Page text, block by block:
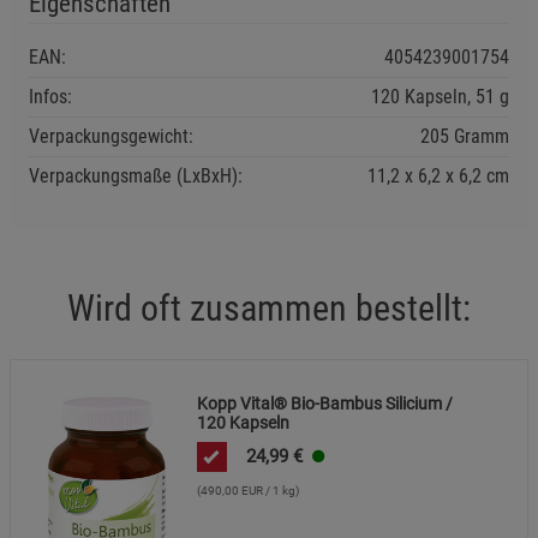
EAN:
4054239001754
Infos:
120 Kapseln, 51 g
Verpackungsgewicht:
205 Gramm
Verpackungsmaße (LxBxH):
11,2 6,2 6,2 cm
Wird oft zusammen bestellt:
Kopp Vital® Bio-Bambus Silicium /
120 Kapseln
24,99 €
(490,00 EUR / 1 kg)
Funktionale Cookies (1) Funktionale
Cookie-Informationen
Cookie-Informationen anzeigen
Marketing Cookies (3)
Beschreibung Marketing Cookies
Cookie-Informationen anzeigen